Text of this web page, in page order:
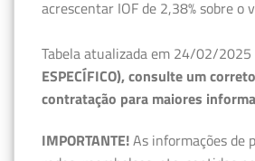
acrescentar IOF de 2,38% sobre
Tabela atualizada em 24/02/
ESPECÍFICO), consulte um
contratação para maiores
IMPORTANTE!As informações de